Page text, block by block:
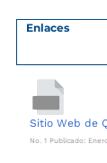
Enlaces
Sitio Web de
No. 1 Publicado: